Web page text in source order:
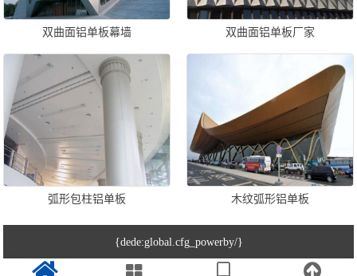
双曲面铝单板幕墙 双曲面铝单板厂家
弧形包柱铝单板 木纹弧形铝单板
{dede:global.cfg_powerby/}